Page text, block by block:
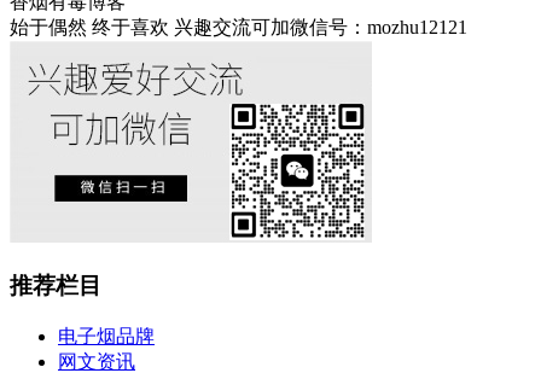
始于偶然 终于喜欢 兴趣交流可加微信号：mozhu12121
推荐栏目
电子烟品牌
网文资讯